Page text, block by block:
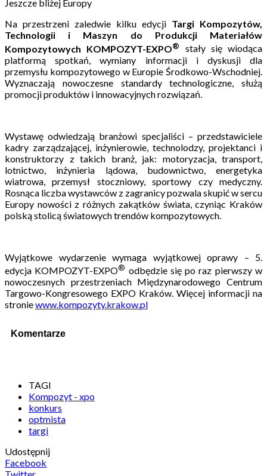
Jeszcze bliżej Europy
Na przestrzeni zaledwie kilku edycji Targi Kompozytów,
Technologii i Maszyn do Produkcji Materiałów
Kompozytowych KOMPOZYT-EXPO®
stały się wiodąca
platformą spotkań, wymiany informacji i dyskusji dla
przemysłu kompozytowego w Europie Środkowo-Wschodniej.
Wyznaczają nowoczesne standardy technologiczne, służą
promocji produktów i innowacyjnych rozwiązań.
Wystawę odwiedzają branżowi specjaliści – przedstawiciele
kadry zarządzającej, inżynierowie, technolodzy, projektanci i
konstruktorzy z takich branż, jak: motoryzacja, transport,
lotnictwo, inżynieria lądowa, budownictwo, energetyka
wiatrowa, przemysł stoczniowy, sportowy czy medyczny.
Rosnąca liczba wystawców z zagranicy pozwala skupić w sercu
Europy nowości z różnych zakątków świata, czyniąc Kraków
polską stolicą światowych trendów kompozytowych.
Wyjątkowe wydarzenie wymaga wyjątkowej oprawy – 5.
edycja KOMPOZYT-EXPO® odbędzie się po raz pierwszy w
nowoczesnych przestrzeniach Międzynarodowego Centrum
Targowo-Kongresowego EXPO Kraków. Więcej informacji na
stroniewww.kompozyty.krakow.pl
Komentarze
TAGI
Kompozyt - xpo
konkurs
optmista
targi
Udostępnij
Facebook
Twitter